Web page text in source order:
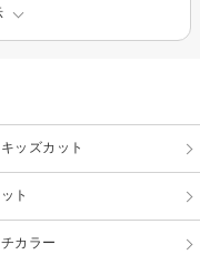
ッズカット
ト
カラー